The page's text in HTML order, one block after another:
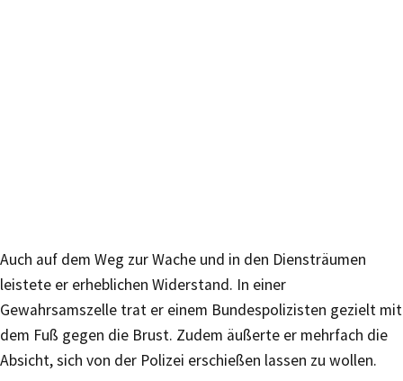
Auch auf dem Weg zur Wache und in den Diensträumen
leistete er erheblichen Widerstand. In einer
Gewahrsamszelle trat er einem Bundespolizisten gezielt mit
dem Fuß gegen die Brust. Zudem äußerte er mehrfach die
Absicht, sich von der Polizei erschießen lassen zu wollen.